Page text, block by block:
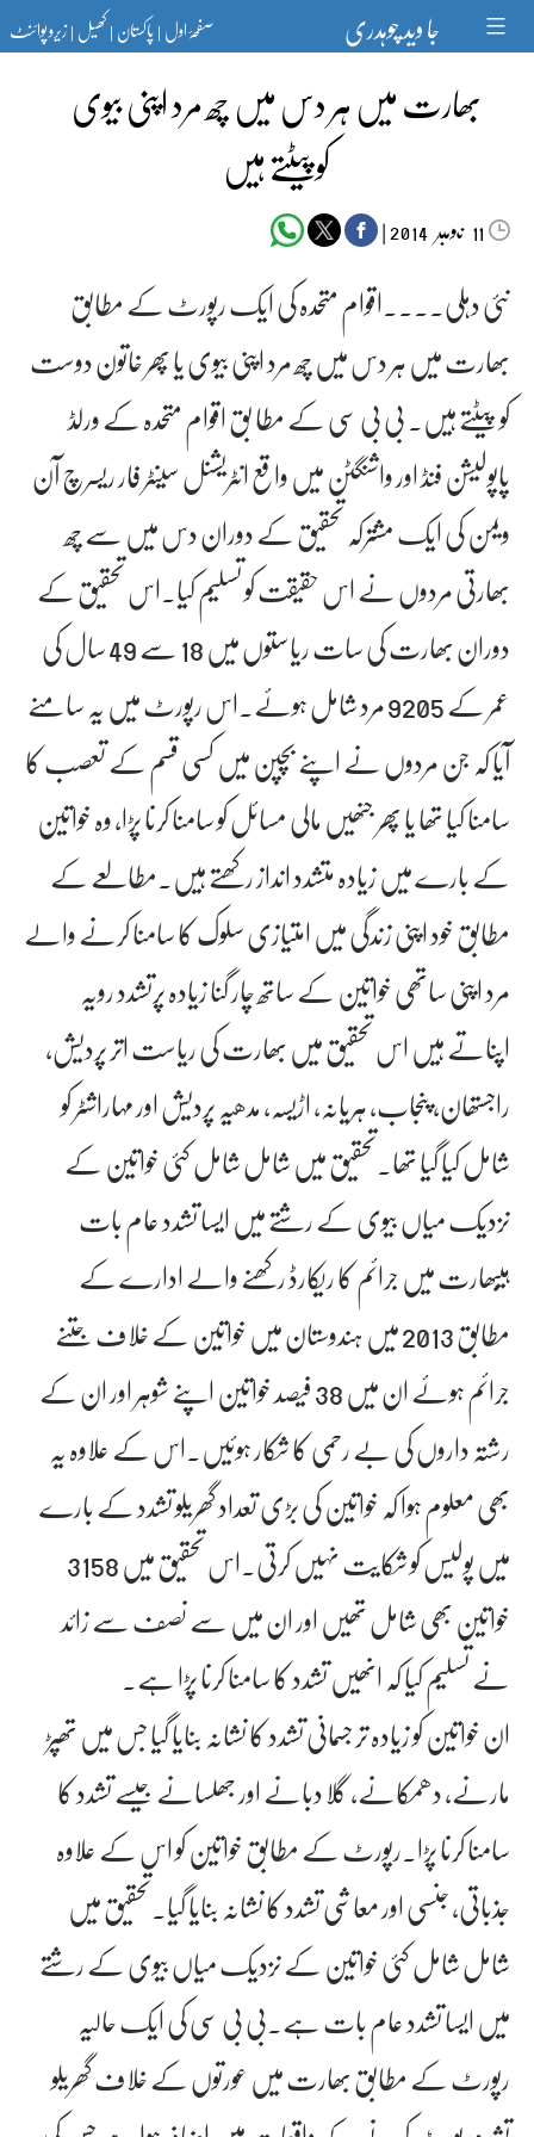
content جا وید چوہدری صفحۂ اول|پاکستان|کھیل|زیرو پوائنٹ
بھارت میں ہر دس میں چھ مرد اپنی بیوی
کوپیٹتے ہیں
11‬‮نومبر‬‮ |
نئی دہلی۔۔۔۔اقوام متحدہ کی ایک رپورٹ کے مطابق
بھارت میں ہر دس میں چھ مرد اپنی بیوی یا پھر خاتون دوست
کو پیٹتے ہیں۔ بی بی سی کے مطا بق اقوام متحدہ کے ورلڈ
پاپولیشن فنڈ اور واشنگٹن میں واقع انٹریشنل سینٹر فار ریسرچ آن
ویمن کی ایک مشترکہ تحقیق کے دوران دس میں سے چھ
بھارتی مردوں نے اس حقیقت کو تسلیم کیا۔اس تحقیق کے
دوران بھارت کی سات ریاستوں میں 18 سے 49 سال کی
عمر کے 9205 مرد شامل ہوئے۔اس رپورٹ میں یہ سامنے
آیا کہ جن مردوں نے اپنے بچپن میں کسی قسم کے تعصب کا
سامنا کیا تھا یا پھر جنھیں مالی مسائل کو سامنا کرنا پڑا، وہ خواتین
کے بارے میں زیادہ متشدد انداز رکھتے ہیں۔مطالعے کے
مطابق خود اپنی زندگی میں امتیازی سلوک کا سامنا کرنے والے
مرد اپنی ساتھی خواتین کے ساتھ چار گنا زیادہ پرتشدد رویہ
اپناتے ہیں اس تحقیق میں بھارت کی ریاست اتر پردیش،
راجستھان، پنجاب، ہریانہ، اڑیسہ، مدھیہ پردیش اور مہاراشٹر کو
شامل کیا گیا تھا۔تحقیق میں شامل شامل کئی خواتین کے
نزدیک میاں بیوی کے رشتے میں ایسا تشدد عام بات
ہیبھارت میں جرائم کا ریکارڈ رکھنے والے ادارے کے
مطابق 2013 میں ہندوستان میں خواتین کے خلاف جتنے
جرائم ہوئے ان میں 38 فیصد خواتین اپنے شوہر اور ان کے
رشتہ داروں کی بے رحمی کا شکار ہوئیں۔اس کے علاوہ یہ
بھی معلوم ہوا کہ خواتین کی بڑی تعداد گھریلو تشدد کے بارے
میں پولیس کو شکایت نہیں کرتی۔اس تحقیق میں 3158
خواتین بھی شامل تھیں اور ان میں سے نصف سے زائد
نے تسلیم کیا کہ انھیں تشدد کا سامنا کرنا پڑا ہے۔
ان خواتین کو زیادہ تر جسمانی تشدد کا نشانہ بنایا گیا جس میں تھپڑ
مارنے، دھمکانے، گلا دبانے اور جھلسانے جیسے تشدد کا
سامنا کرنا پڑا۔رپورٹ کے مطابق خواتین کو اس کے علاوہ
جذباتی، جنسی اور معاشی تشدد کا نشانہ بنایا گیا۔تحقیق میں
شامل شامل کئی خواتین کے نزدیک میاں بیوی کے رشتے
میں ایسا تشدد عام بات ہے۔بی بی سی کی ایک حالیہ
رپورٹ کے مطابق بھارت میں عورتوں کے خلاف گھریلو